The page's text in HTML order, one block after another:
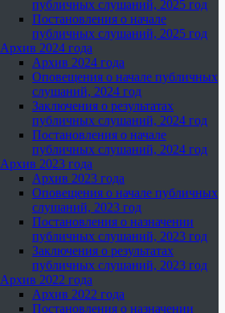
публичных слушаний, 2025 год
Постановления о начале
публичных слушаний, 2025 год
Архив 2024 года
Архив 2024 года
Оповещения о начале публичных
слушаний, 2024 год
Заключения о результатах
публичных слушаний, 2024 год
Постановления о начале
публичных слушаний, 2024 год
Архив 2023 года
Архив 2023 года
Оповещения о начале публичных
слушаний, 2023 год
Постановления о назначении
публичных слушаний, 2023 год
Заключения о результатах
публичных слушаний, 2023 год
Архив 2022 года
Архив 2022 года
Постановления о назначении